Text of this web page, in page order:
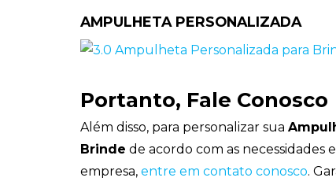
AMPULHETA PERSONALIZADA
Portanto, Fale Conosco
Além disso, para personalizar sua
Brinde de acordo com as necessidades
empresa, entre em contato conosco.